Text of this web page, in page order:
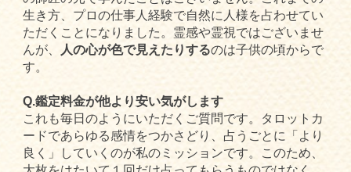
生き方、プロの仕事人経験で自然に人様を占わせてい
ただくことになりました。霊感や霊視ではございませ
んが、
人の心が色で見えたりするのは子供の頃からで
す。
Q.鑑定料金が他より安い気がします
これも毎日のようにいただくご質問です。タロットカ
ードであらゆる感情をつかさどり、占うごとに「より
良く」していくのが私のミッションです。このため、